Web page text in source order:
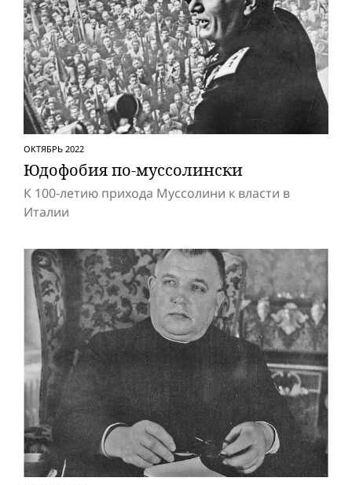
ОКТЯБРЬ 2022
Юдофобия по-муссолински
К 100-летию прихода Муссолини к власти в
Италии